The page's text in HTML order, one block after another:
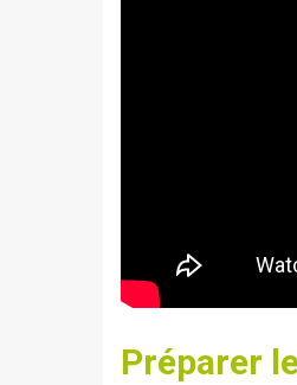
Préparer